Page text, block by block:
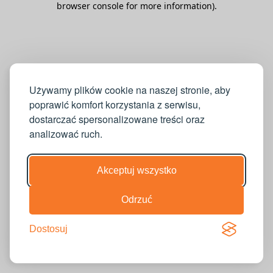
Używamy plików cookie na naszej stronie, aby
poprawić komfort korzystania z serwisu,
dostarczać spersonalizowane treści oraz
analizować ruch.
Akceptuj wszystko
Odrzuć
Dostosuj
browser console for more information).